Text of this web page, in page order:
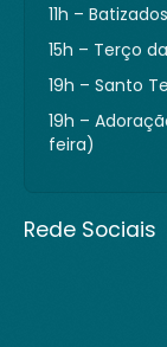
11h –
15h – Terço
19h – Santo
19h –
feira)
Rede Sociais